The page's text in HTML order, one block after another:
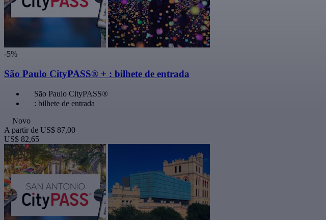
-5%
São Paulo CityPASS® + : bilhete de entrada
São Paulo CityPASS®
: bilhete de entrada
Novo
A partir de US$ 87,00
US$ 82,65